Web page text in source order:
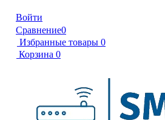
Войти
Сравнение0
Избранные товары 0
Корзина 0